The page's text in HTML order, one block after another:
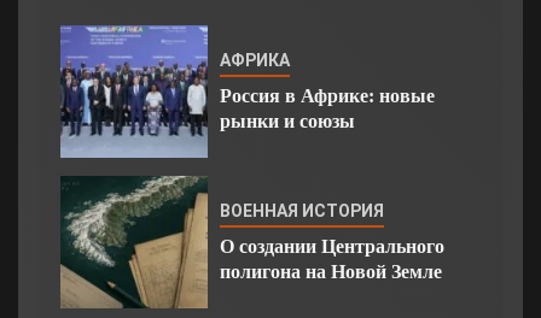
АФРИКА
Россия в Африке: новые
рынки и союзы
ВОЕННАЯ ИСТОРИЯ
О создании Центрального
полигона на Новой Земле